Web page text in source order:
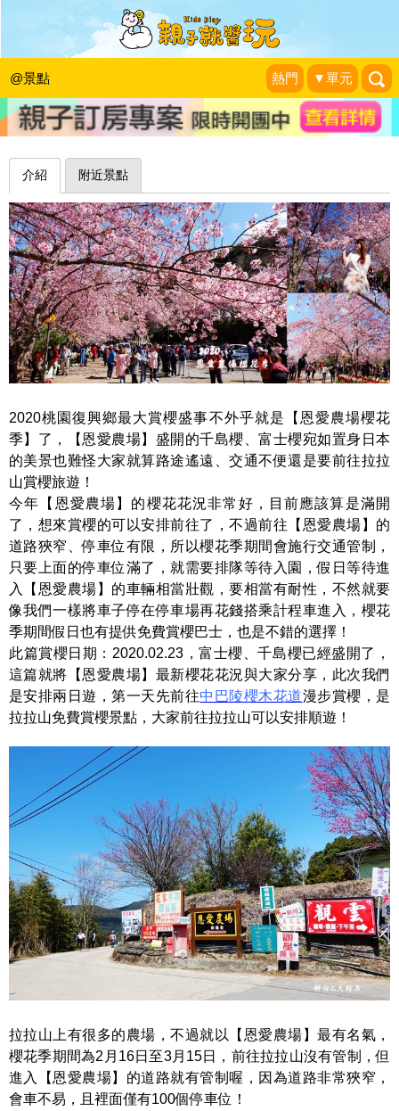
@景點 熱門 ▼單元
富士櫻滿開，粉粉嫩嫩點綴山頭一片春
意～桃園拉拉山恩愛農場
❤靜怡&大顆呆の親子.旅遊.美食❤|2020-02-24
介紹 附近景點
2020桃園復興鄉最大賞櫻盛事不外乎就是【恩愛農場櫻花
季】了，【恩愛農場】盛開的千島櫻、富士櫻宛如置身日本
的美景也難怪大家就算路途遙遠、交通不便還是要前往拉拉
山賞櫻旅遊！
今年【恩愛農場】的櫻花花況非常好，目前應該算是滿開
了，想來賞櫻的可以安排前往了，不過前往【恩愛農場】的
道路狹窄、停車位有限，所以櫻花季期間會施行交通管制，
只要上面的停車位滿了，就需要排隊等待入園，假日等待進
入【恩愛農場】的車輛相當壯觀，要相當有耐性，不然就要
像我們一樣將車子停在停車場再花錢搭乘計程車進入，櫻花
季期間假日也有提供免費賞櫻巴士，也是不錯的選擇！
此篇賞櫻日期：2020.02.23，富士櫻、千島櫻已經盛開了，
這篇就將【恩愛農場】最新櫻花花況與大家分享，此次我們
是安排兩日遊，第一天先前往中巴陵櫻木花道漫步賞櫻，是
拉拉山免費賞櫻景點，大家前往拉拉山可以安排順遊！
拉拉山上有很多的農場，不過就以【恩愛農場】最有名氣，
櫻花季期間為2月16日至3月15日，前往拉拉山沒有管制，但
進入【恩愛農場】的道路就有管制喔，因為道路非常狹窄，
會車不易，且裡面僅有100個停車位！